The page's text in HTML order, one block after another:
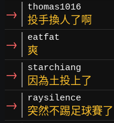
→ thomas1016
投手換人了啊
→ eatfat
爽
→ starchiang
因為土投上了
→ raysilence
突然不踢足球賽了